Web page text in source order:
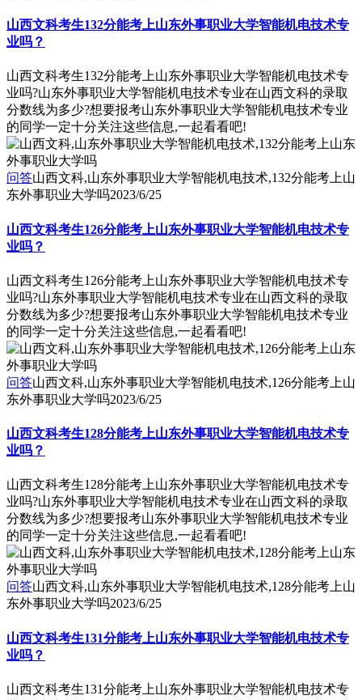
山西文科考生132分能考上山东外事职业大学智能机电技术专
业吗？
山西文科考生132分能考上山东外事职业大学智能机电技术专
业吗?山东外事职业大学智能机电技术专业在山西文科的录取
分数线为多少?想要报考山东外事职业大学智能机电技术专业
的同学一定十分关注这些信息,一起看看吧!
问答山西文科,山东外事职业大学智能机电技术,132分能考上山
东外事职业大学吗2023/6/25
山西文科考生126分能考上山东外事职业大学智能机电技术专
业吗？
山西文科考生126分能考上山东外事职业大学智能机电技术专
业吗?山东外事职业大学智能机电技术专业在山西文科的录取
分数线为多少?想要报考山东外事职业大学智能机电技术专业
的同学一定十分关注这些信息,一起看看吧!
问答山西文科,山东外事职业大学智能机电技术,126分能考上山
东外事职业大学吗2023/6/25
山西文科考生128分能考上山东外事职业大学智能机电技术专
业吗？
山西文科考生128分能考上山东外事职业大学智能机电技术专
业吗?山东外事职业大学智能机电技术专业在山西文科的录取
分数线为多少?想要报考山东外事职业大学智能机电技术专业
的同学一定十分关注这些信息,一起看看吧!
问答山西文科,山东外事职业大学智能机电技术,128分能考上山
东外事职业大学吗2023/6/25
山西文科考生131分能考上山东外事职业大学智能机电技术专
业吗？
山西文科考生131分能考上山东外事职业大学智能机电技术专